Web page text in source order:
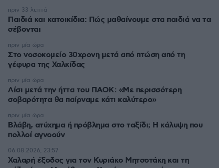
Παιδιά και κατοικίδια: Πώς μαθαίνουμε στα παιδιά να τα
σέβονται
πριν 33 λεπτά
Στο νοσοκομείο 30χρονη μετά από πτώση από τη
γέφυρα της Χαλκίδας
πριν μία ώρα
Λίσι μετά την ήττα του ΠΑΟΚ: «Με περισσότερη
σοβαρότητα θα παίρναμε κάτι καλύτερο»
πριν μία ώρα
Βλάβη, ατύχημα ή πρόβλημα στο ταξίδι; Η κάλυψη που
πολλοί αγνοούν
πριν μία ώρα
Χαλαρή έξοδος για τον Κυριάκο Μητσοτάκη και τη
06.08.2026, 23:57